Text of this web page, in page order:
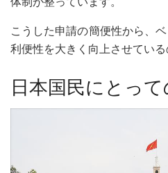
こうした申請の簡便性から、
利便性を大きく向上させている
日本国民にとっ